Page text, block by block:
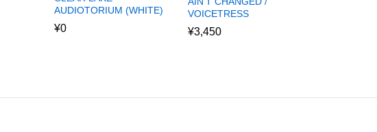
AUDIOTORIUM (WHITE)
¥0
VOICETRESS
¥3,450